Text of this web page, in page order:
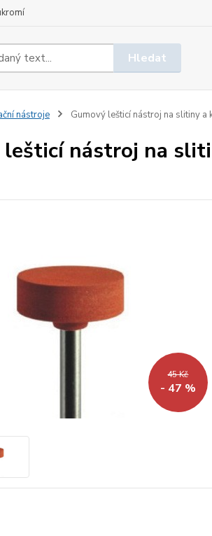
Hledat
nástroje Gumový lešticí nástroj na slitiny
lešticí nástroj na
45 Kč
- 47 %